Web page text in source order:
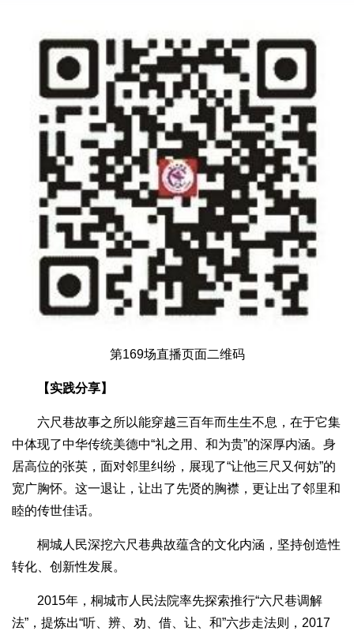
第169场直播页面二维码
【实践分享】
六尺巷故事之所以能穿越三百年而生生不息，在于它集
中体现了中华传统美德中“礼之用、和为贵”的深厚内涵。身
居高位的张英，面对邻里纠纷，展现了“让他三尺又何妨”的
宽广胸怀。这一退让，让出了先贤的胸襟，更让出了邻里和
睦的传世佳话。
桐城人民深挖六尺巷典故蕴含的文化内涵，坚持创造性
转化、创新性发展。
2015年，桐城市人民法院率先探索推行“六尺巷调解
法”，提炼出“听、辨、劝、借、让、和”六步走法则，2017